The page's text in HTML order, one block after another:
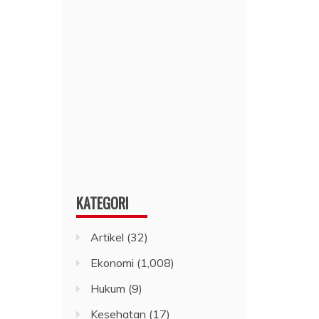
KATEGORI
Artikel (32)
Ekonomi (1,008)
Hukum (9)
Kesehatan (17)